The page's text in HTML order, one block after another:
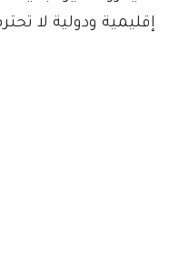
إقليمية ودولية لا